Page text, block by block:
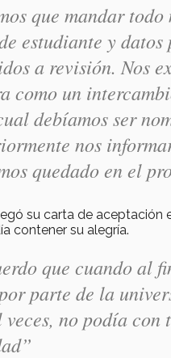
que mandar todo
estudiante y datos
a revisión. Nos
como un
debíamos ser
nos
quedado en el
su carta de aceptación
contener su alegría.
que cuando al
parte de la
no podía con